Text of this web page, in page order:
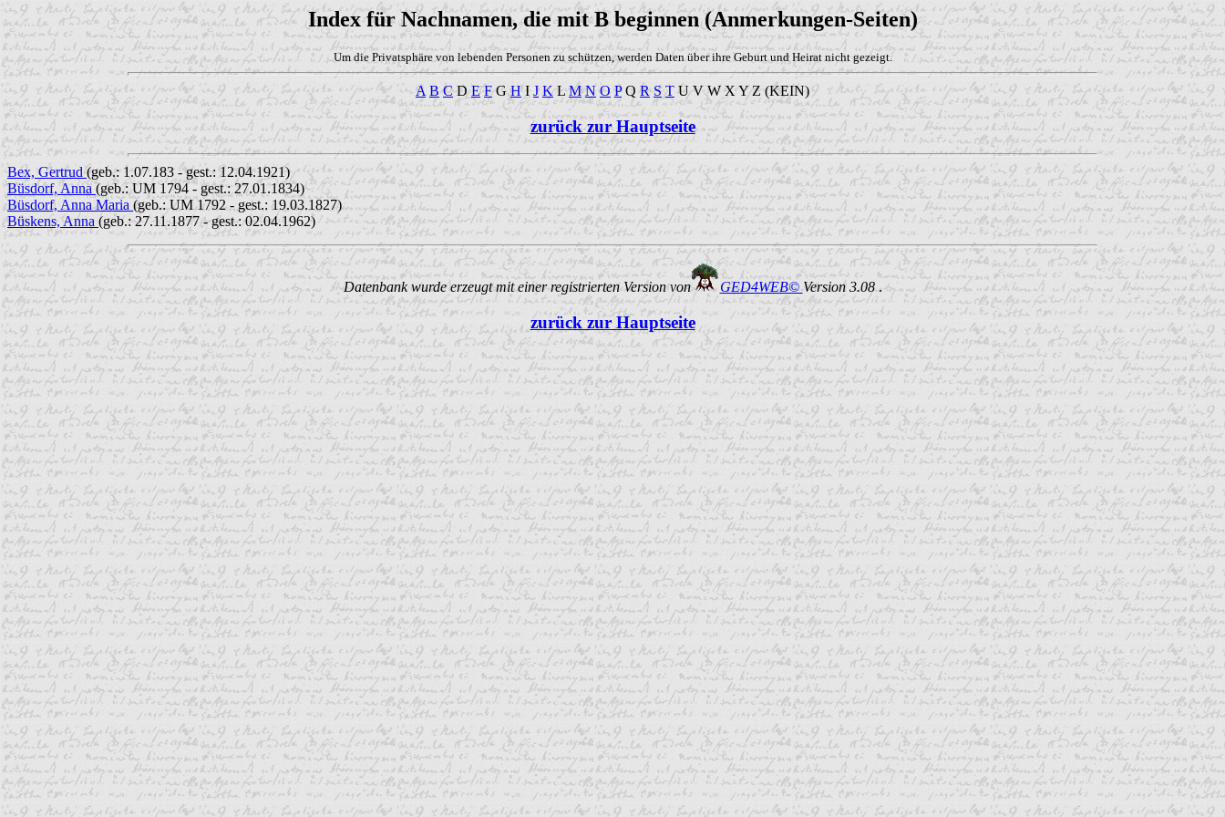
Index für Nachnamen, die mit B beginnen (Anmerkungen-Seiten)
Um die Privatsphäre von lebenden Personen zu schützen, werden Daten über ihre Geburt und Heirat nicht gezeigt.
A B C DE FGHI J KLM N O PQR S TU V W X Y Z (KEIN)
zurück zur Hauptseite
Bex, Gertrud(geb.: 1.07.183 - gest.: 12.04.1921)
Büsdorf, Anna(geb.: UM 1794 - gest.: 27.01.1834)
Büsdorf, Anna Maria (geb.: UM 1792 - gest.: 19.03.1827)
Büskens, Anna (geb.: 27.11.1877 - gest.: 02.04.1962)
Datenbank wurde erzeugt mit einer registrierten Version von GED4WEB©Version 3.08.
zurück zur Hauptseite